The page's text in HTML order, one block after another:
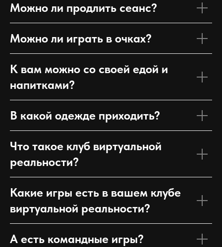
Можно ли продлить сеанс?
Можно ли играть в очках?
К вам можно со своей едой и
напитками?
В какой одежде приходить?
Что такое клуб виртуальной
реальности?
Какие игры есть в вашем клубе
виртуальной реальности?
А есть командные игры?